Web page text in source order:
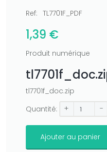
Ref: TL7701F_PDF
1,39 €
Produit numérique
tl7701f_doc.zip
Quantité:
+ -
Ajouter au panier